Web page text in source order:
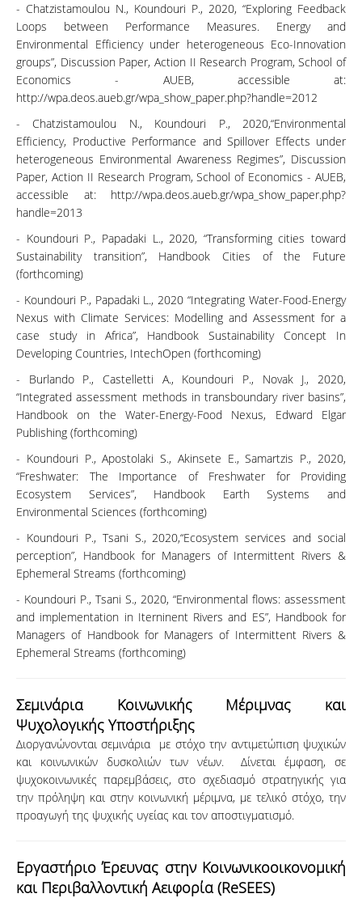
- Chatzistamoulou Ν., Koundouri P., 2020, “Exploring Feedback
Loops between Performance Measures. Energy and
Environmental Efficiency under heterogeneous Eco-Innovation
groups”, Discussion Paper, Action II Research Program, School of
Economics - AUEB, accessible at:
http://wpa.deos.aueb.gr/wpa_show_paper.php?handle=2012
- Chatzistamoulou Ν., Koundouri P., 2020,“Environmental
Efficiency, Productive Performance and Spillover Effects under
heterogeneous Environmental Awareness Regimes”, Discussion
Paper, Action II Research Program, School of Economics - AUEB,
accessible at: http://wpa.deos.aueb.gr/wpa_show_paper.php?
handle=2013
- Koundouri P., Papadaki L., 2020, “Transforming cities toward
Sustainability transition”, Handbook Cities of the Future
(forthcoming)
- Koundouri P., Papadaki L., 2020 “Integrating Water-Food-Energy
Nexus with Climate Services: Modelling and Assessment for a
case study in Africa”, Handbook Sustainability Concept In
Developing Countries, IntechOpen (forthcoming)
- Burlando P., Castelletti A., Koundouri P., Novak J., 2020,
“Integrated assessment methods in transboundary river basins”,
Handbook on the Water-Energy-Food Nexus, Edward Elgar
Publishing (forthcoming)
- Koundouri P., Apostolaki S., Akinsete E., Samartzis P., 2020,
“Freshwater: The Importance of Freshwater for Providing
Ecosystem Services”, Handbook Earth Systems and
Environmental Sciences (forthcoming)
- Koundouri P., Tsani S., 2020,“Ecosystem services and social
perception”, Handbook for Managers of Intermittent Rivers &
Ephemeral Streams (forthcoming)
- Koundouri P., Tsani S., 2020, “Environmental flows: assessment
and implementation in Iterninent Rivers and ES”, Handbook for
Managers of Handbook for Managers of Intermittent Rivers &
Ephemeral Streams (forthcoming)
Σεμινάρια Κοινωνικής Μέριμνας και
Ψυχολογικής Υποστήριξης
Διοργανώνονται σεμινάρια με στόχο την αντιμετώπιση ψυχικών
και κοινωνικών δυσκολιών των νέων. Δίνεται έμφαση, σε
ψυχοκοινωνικές παρεμβάσεις, στο σχεδιασμό στρατηγικής για
την πρόληψη και στην κοινωνική μέριμνα, με τελικό στόχο, την
προαγωγή της ψυχικής υγείας και τον αποστιγματισμό.
Εργαστήριο Έρευνας στην Κοινωνικοοικονομική
και Περιβαλλοντική Αειφορία (ReSEES)